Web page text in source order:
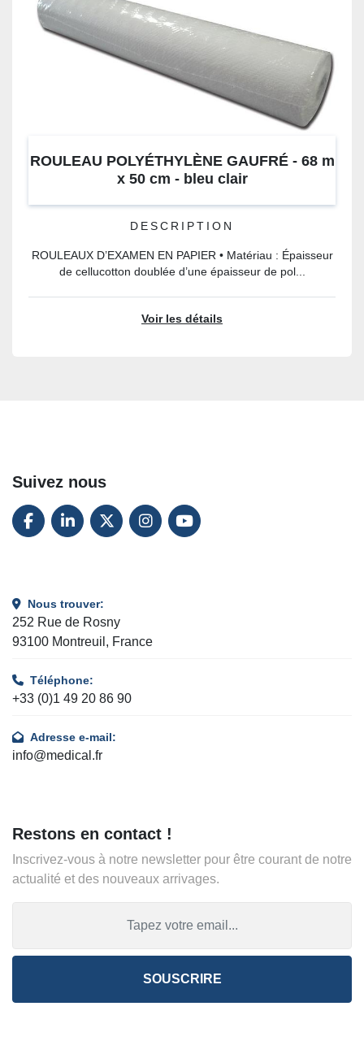
ROULEAU POLYÉTHYLÈNE GAUFRÉ - 68 m
x 50 cm - bleu clair
DESCRIPTION
ROULEAUX D’EXAMEN EN PAPIER • Matériau : Épaisseur
de cellucotton doublée d’une épaisseur de pol...
Voir les détails
Suivez nous
FACEBOOK
LINKEDINTWITTERINSTAGRAM
YOUTUBE
Nous trouver:
252 Rue de Rosny
93100 Montreuil, France
Téléphone:
+33 (0)1 49 20 86 90
Adresse e-mail:
info@medical.fr
Restons en contact !
Inscrivez-vous à notre newsletter pour être courant de notre
actualité et des nouveaux arrivages.
SOUSCRIRE